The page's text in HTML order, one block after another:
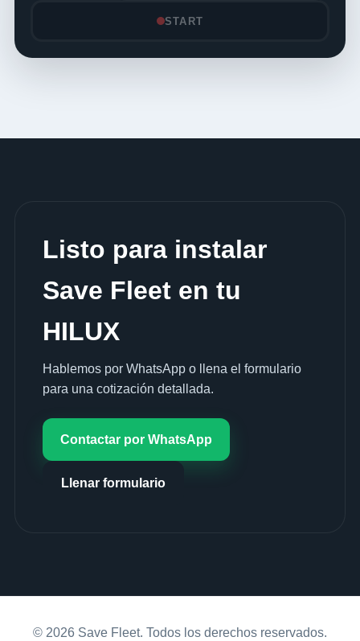
START
Listo para instalar
Save Fleet en tu
HILUX
Hablemos por WhatsApp o llena el formulario
para una cotización detallada.
Contactar por WhatsApp
Llenar formulario
© 2026 Save Fleet. Todos los derechos reservados.